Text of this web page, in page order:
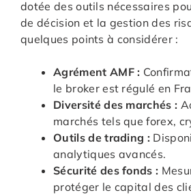
dotée des outils nécessaires
de décision et la gestion des
quelques points à considérer :
Agrément AMF :
le broker est régulé en
Diversité des marchés :
marchés tels que forex,
Outils de trading :
analytiques avancés.
Sécurité des fonds :
protéger le capital des